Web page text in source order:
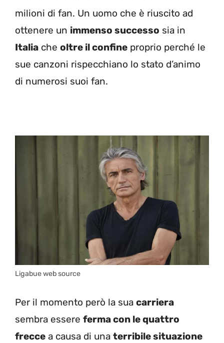
milioni di fan. Un uomo che è riuscito ad
ottenere un immenso successo sia in
Italia che oltre il confine proprio perché le
sue canzoni rispecchiano lo stato d’animo
di numerosi suoi fan.
Ligabue web source
Per il momento però la sua carriera
sembra essere ferma con le quattro
frecce a causa di una terribile situazione